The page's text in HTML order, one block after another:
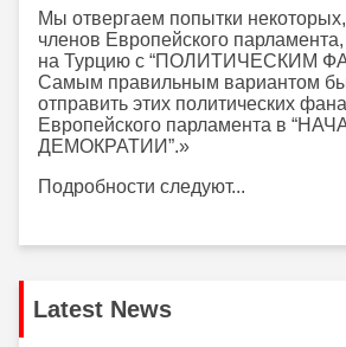
Мы отвергаем попытки
членов Европейского
на Турцию с “ПОЛИТИЧЕСКИМ
Самым правильным вариантом
отправить этих политических
Европейского парламента в
ДЕМОКРАТИИ”.»
Подробности следуют...
Latest News